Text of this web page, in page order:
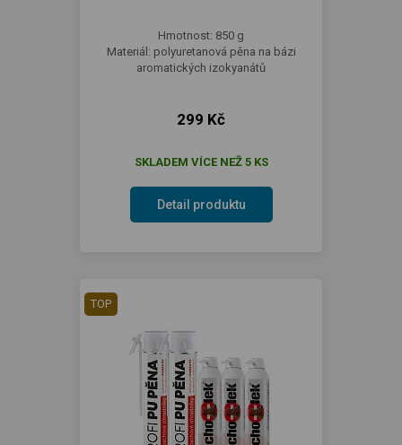
Hmotnost: 850 g
Materiál: polyuretanová pěna na bázi
aromatických izokyanátů
299 Kč
SKLADEM VÍCE NEŽ 5 KS
Detail produktu
TOP